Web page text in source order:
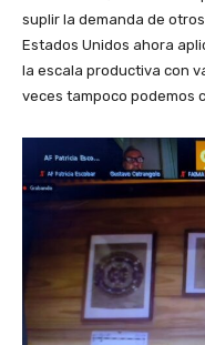
suplir la demanda de
Estados Unidos ahora
la escala productiva con
veces tampoco podemos